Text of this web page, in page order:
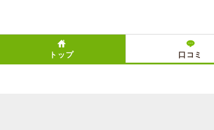
トップ 口コミ